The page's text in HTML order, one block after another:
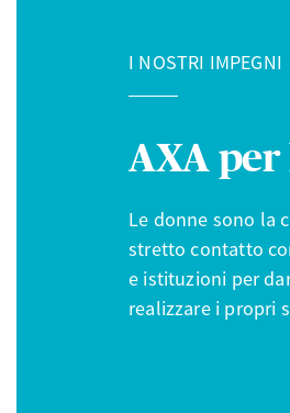
I NOSTRI IMPEGNI
AXA
Le donne sono la
stretto contatto
e istituzioni per
realizzare i propri